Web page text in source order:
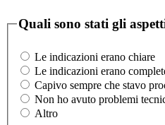
Quali sono stati gli
Le indicazioni erano chiare
Le indicazioni erano
Capivo sempre che stavo
Non ho avuto problemi
Altro